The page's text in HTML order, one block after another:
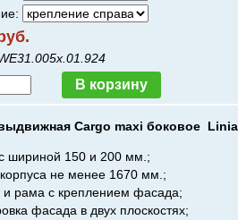
Cargo maxi боковое
шириной 150 и 200 мм.;
не менее 1670 мм.;
и рама с креплением фасада;
фасада в двух плоскостях;